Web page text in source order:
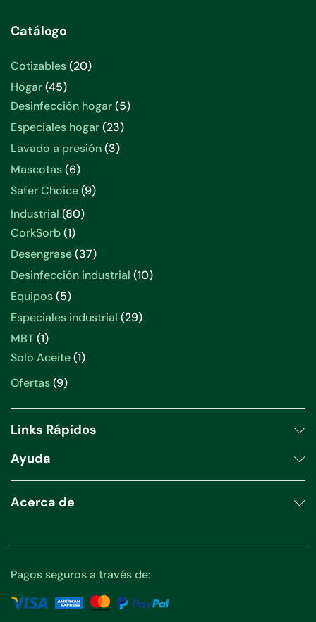
Catálogo
Cotizables 2020
Hogar 4545
productos
Desinfección hogar 55
Especiales hogar 2323
productos
Lavado a presión 33
Mascotas 66
productos
Safer Choice 99
Industrial 8080
CorkSorb 11
producto
Desengrase 3737
productos
Desinfección industrial 1010
Equipos 55
productos
Especiales industrial 2929
MBT 11
producto
Solo Aceite 11
Ofertas 99
Links Rápidos
Ayuda
Acerca de
Pagos seguros a través de: